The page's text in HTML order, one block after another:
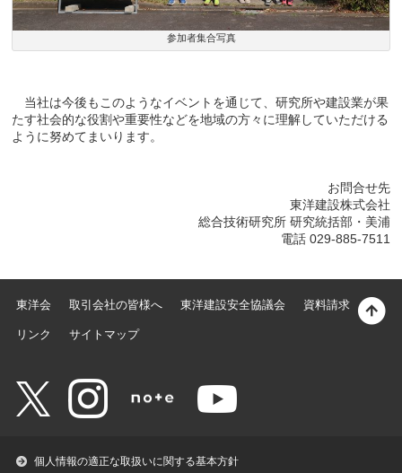
参加者集合写真
当社は今後もこのようなイベントを通じて、研究所や建設業が果
たす社会的な役割や重要性などを地域の方々に理解していただける
ように努めてまいります。
お問合せ先
東洋建設株式会社
総合技術研究所 研究統括部・美浦
電話 029-885-7511
東洋会 取引会社の皆様へ 東洋建設安全協議会 資料請求
リンク サイトマップ
個人情報の適正な取扱いに関する基本方針